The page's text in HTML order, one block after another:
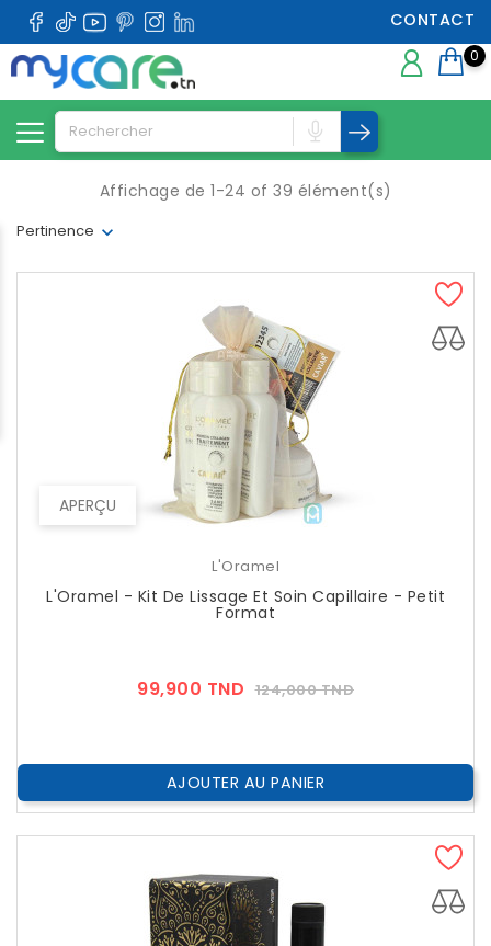
CONTACT
0
Pertinence
Affichage de 1-24 of 39 élément(s)
APERÇU
L'Oramel
L'Oramel - Kit De Lissage Et Soin Capillaire - Petit
Format
99,900 TND Prix
124,000 TNDPrix
AJOUTER AU PANIER